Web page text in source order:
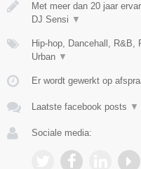
Met meer dan 20 jaar
DJ Sensi ▼
Hip-hop, Dancehall, R&B,
Urban ▼
Er wordt gewerkt op
Laatste facebook posts ▼
Sociale media: